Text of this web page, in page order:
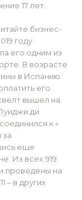
17 лет.
бизнес-
году
его одним из
В возрасте
в Испанию
его
вышел на
ди
к «
за
еще
Из всех 919
проведены на
– в других